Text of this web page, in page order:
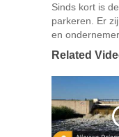
Sinds kort is
parkeren. Er
en
Related